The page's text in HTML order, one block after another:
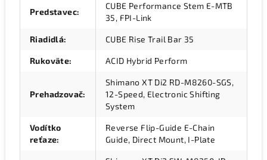
Predstavec:
CUBE Performance Stem E-MTB
35, FPI-Link
Riadidlá: CUBE Rise Trail Bar 35
Rukoväte: ACID Hybrid Perform
Prehadzovač:
Shimano XT Di2 RD-M8260-SGS,
12-Speed, Electronic Shifting
System
Vodítko
reťaze:
Reverse Flip-Guide E-Chain
Guide, Direct Mount, I-Plate